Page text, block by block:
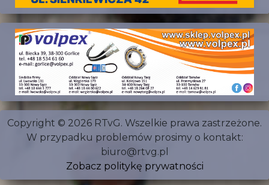
Copyright © 2026 RTvG. Wszelkie prawa zastrzeżone.
W przypadku problemów prosimy o kontakt:
biuro@rtvg.pl
Zobacz politykę prywatności